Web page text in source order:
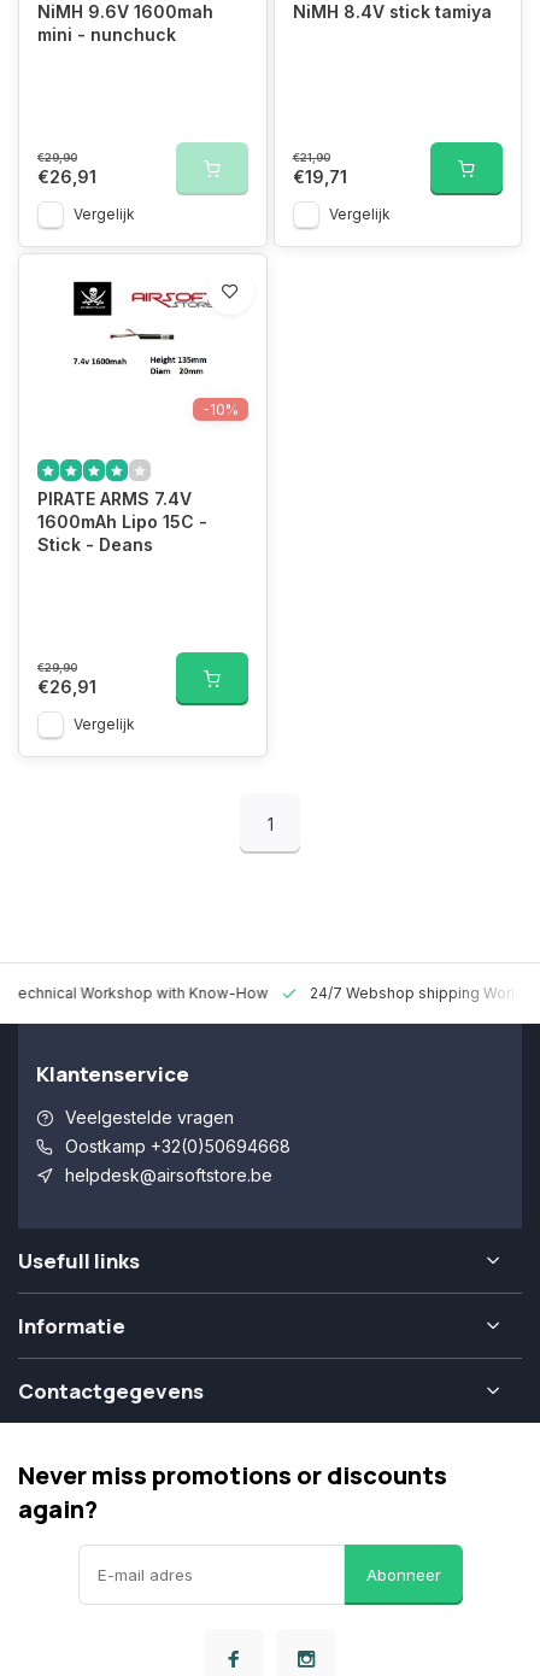
NiMH 9.6V 1600mah
mini - nunchuck
€29,90
€26,91
Vergelijk
NiMH 8.4V stick tamiya
€21,90
€19,71
Vergelijk
-10%
PIRATE ARMS 7.4V
1600mAh Lipo 15C -
Stick - Deans
€29,90
€26,91
Vergelijk
1
Technical Workshop with Know-How 24/7 Webshop shipping
Klantenservice
Veelgestelde vragen
Oostkamp +32(0)50694668
helpdesk@airsoftstore.be
Usefull links
Informatie
Contactgegevens
Never miss promotions or discounts
again?
Abonneer